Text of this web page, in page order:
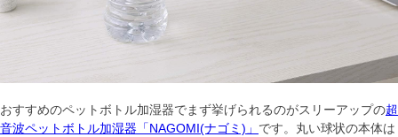
おすすめのペットボトル加湿器でまず挙げられるのがスリーアップの超
音波ペットボトル加湿器「NAGOMI(ナゴミ)」 です。丸い球状の本体は